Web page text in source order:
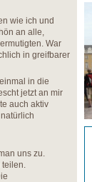
wie ich und
an alle,
War
in greifbarer
in die
jetzt an mir
auch aktiv
uns zu.
teilen.